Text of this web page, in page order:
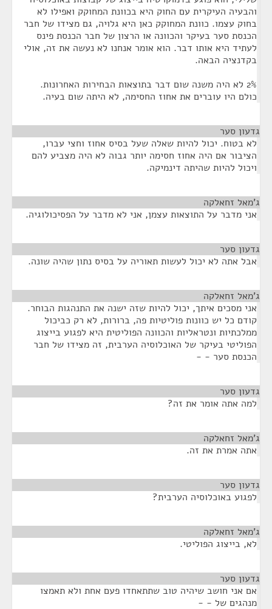
והבעיה העיקרית עם החוק היא בכוונת המחוקק ואפילו לא
בחוק עצמו. כוונת המחוקק כאן היא גלויה, גם מצידו של חבר
הכנסת סער בעיקר והכוונה או הרצון של חבר הכנסת פינס
לעתיד היא אותו דבר. הוא אומר אנחנו לא נעשה את זה, אולי
בקדנציה הבאה.
2% לא היה משנה שום דבר בתוצאות הבחירות האחרונות.
כולם היו עוברים את אחוז החסימה, לא היתה שום בעיה.
גדעון סער
לא בטוח. יכול להיות שאלה שעל בסיס אחוז וחצי עברו,
הציבור אם היה אחוז חסימה יותר גבוה לא היה מצביע להם
ויכול להיות שהיתה דינמיקה.
ג'מאל זחאלקה
אני מדבר על התוצאות עצמן, אני לא מדבר על הפסיכולוגיה.
גדעון סער
אבל אתה לא יכול לעשות תאוריה על בסיס נתון שהיה שונה.
ג'מאל זחאלקה
אני מסכים איתך, יכול להיות שזה ישנה את התנהגות הבוחר.
קודם כל יש כוונות פוליטיות פה, ברורות, לא רק כביכול
ממלכתיות ונטראליות והכוונה הפוליטית היא לפגוע בייצוג
הפוליטי בעיקר של האוכלוסיה הערבית, זה מצידו של חבר
הכנסת סער - -
גדעון סער
למה אתה אומר את זה?
ג'מאל זחאלקה
אתה אמרת את זה.
גדעון סער
לפגוע באוכלוסיה הערבית?
ג'מאל זחאלקה
לא, בייצוג הפוליטי.
גדעון סער
אם אני חושב שיהיה טוב שתתאחדו פעם אחת ולא תאמצו
מנהגים של - -